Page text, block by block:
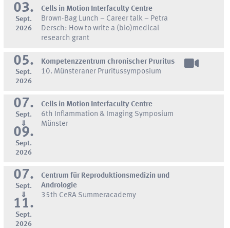
03.
Sept.
2026
Cells in Motion Interfaculty Centre
Brown-Bag Lunch – Career talk – Petra
Dersch: How to write a (bio)medical
research grant
05.
Sept.
2026
Kompetenzzentrum chronischer Pruritus
10. Münsteraner Pruritussymposium
07.
Sept.
⇓
09.
Sept.
2026
Cells in Motion Interfaculty Centre
6th Inflammation & Imaging Symposium
Münster
07.
Sept.
⇓
11.
Sept.
2026
Centrum für Reproduktionsmedizin und
Andrologie
35th CeRA Summeracademy